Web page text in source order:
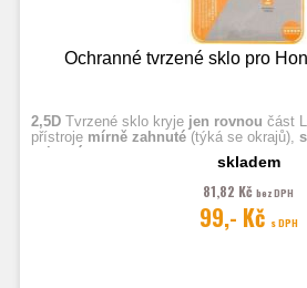
Ochranné tvrzené sklo pro
2,5D Tvrzené sklo kryje jen rovnou část
přístroje mírně zahnuté (týká se okrajů),
zahnutím.
Fotografie jsou ilustrační.
skladem
81,82 Kč bez DPH
99,- Kč s DPH